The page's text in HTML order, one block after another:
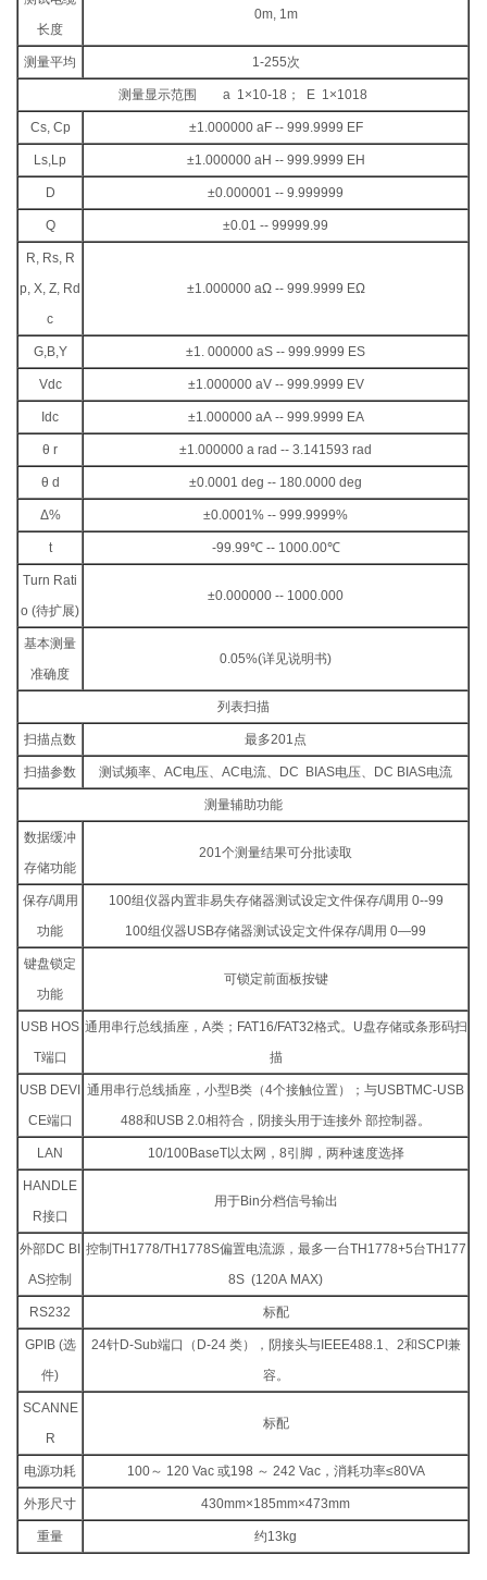
长度
0m, 1m
测量平均 1-255次
测量显示范围 a 1×10-18； E 1×1018
Cs, Cp ±1.000000 aF -- 999.9999 EF
Ls,Lp ±1.000000 aH -- 999.9999 EH
D ±0.000001 -- 9.999999
Q ±0.01 -- 99999.99
R, Rs, R
p, X, Z, Rd
c
±1.000000 aΩ -- 999.9999 EΩ
G,B,Y ±1. 000000 aS -- 999.9999 ES
Vdc ±1.000000 aV -- 999.9999 EV
Idc ±1.000000 aA -- 999.9999 EA
θ r ±1.000000 a rad -- 3.141593 rad
θ d ±0.0001 deg -- 180.0000 deg
Δ% ±0.0001% -- 999.9999%
t -99.99℃ -- 1000.00℃
Turn Rati
o (待扩展)
±0.000000 -- 1000.000
基本测量
准确度
0.05%(详见说明书)
列表扫描
扫描点数 最多201点
扫描参数 测试频率、AC电压、AC电流、DC BIAS电压、DC BIAS电流
测量辅助功能
数据缓冲
存储功能
201个测量结果可分批读取
保存/调用
功能
100组仪器内置非易失存储器测试设定文件保存/调用 0--99
100组仪器USB存储器测试设定文件保存/调用 0—99
键盘锁定
功能
可锁定前面板按键
USB HOS
T端口
通用串行总线插座，A类；FAT16/FAT32格式。U盘存储或条形码扫
描
USB DEVI
CE端口
通用串行总线插座，小型B类（4个接触位置）；与USBTMC-USB
488和USB 2.0相符合，阴接头用于连接外 部控制器。
LAN 10/100BaseT以太网，8引脚，两种速度选择
HANDLE
R接口
用于Bin分档信号输出
外部DC BI
AS控制
控制TH1778/TH1778S偏置电流源，最多一台TH1778+5台TH177
8S (120A MAX)
RS232 标配
GPIB (选
件)
24针D-Sub端口（D-24 类），阴接头与IEEE488.1、2和SCPI兼
容。
SCANNE
R
标配
电源功耗 100～ 120 Vac 或198 ～ 242 Vac，消耗功率≤80VA
外形尺寸 430mm×185mm×473mm
重量 约13kg